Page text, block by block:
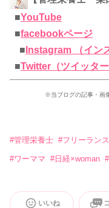
■YouTube
■facebookページ
■ Instagram （イン
■Twitter（ツイッター
※当ブログの記事・画
#管理栄養士 #フリーラン
#ワーママ #日経×woman #
いいね